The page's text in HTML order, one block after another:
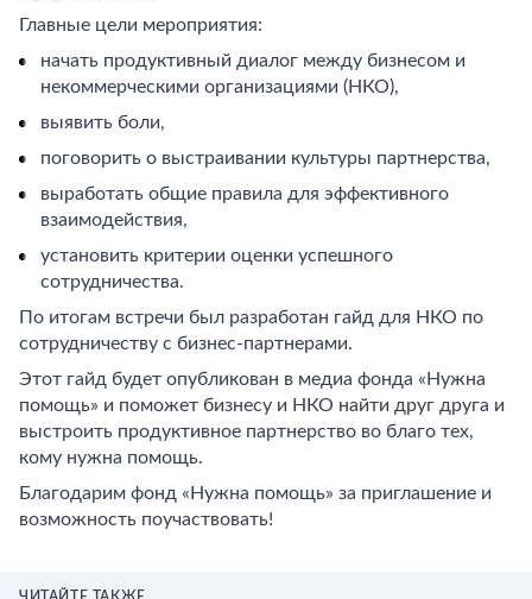
Главные цели мероприятия:
начать продуктивный диалог между бизнесом и
некоммерческими организациями (НКО),
выявить боли,
поговорить о выстраивании культуры партнерства,
выработать общие правила для эффективного
взаимодействия,
установить критерии оценки успешного
сотрудничества.
По итогам встречи был разработан гайд для НКО по
сотрудничеству с бизнес-партнерами.
Этот гайд будет опубликован в медиа фонда «Нужна
помощь» и поможет бизнесу и НКО найти друг друга и
выстроить продуктивное партнерство во благо тех,
кому нужна помощь.
Благодарим фонд «Нужна помощь» за приглашение и
возможность поучаствовать!